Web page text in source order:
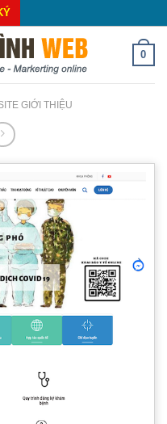
0
GIỚI THIỆU